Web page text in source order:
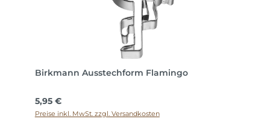
Birkmann Ausstechform Flamingo
Regulärer Preis:
5,95 €
Preise inkl. MwSt. zzgl. Versandkosten